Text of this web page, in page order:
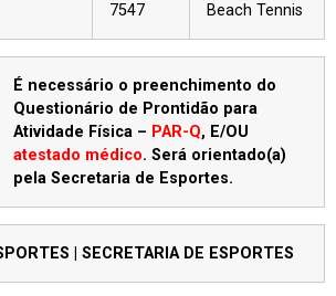
7547
Beach Tennis
É necessário o preenchimento do
Questionário de Prontidão para
Atividade Física – PAR-Q, E/OU
atestado médico. Será orientado(a)
pela Secretaria de Esportes.
| SECRETARIA DE ESPORTES